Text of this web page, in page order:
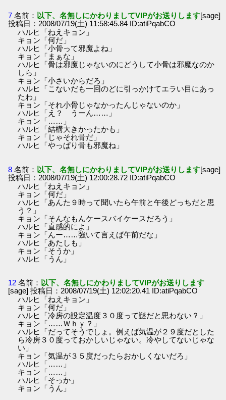
7 名前： 以下、名無しにかわりましてVIPがお送りします[sage]
投稿日：2008/07/19(土) 11:58:45.84 ID:atiPqabCO
ハルヒ「ねえキョン」
キョン「何だ」
ハルヒ「小骨って邪魔よね」
キョン「まぁな」
ハルヒ「骨は邪魔じゃないのにどうして小骨は邪魔なのか
しら」
キョン「小さいからだろ」
ハルヒ「こないだも一回のどに引っかけてエラい目にあっ
たわ」
キョン「それ小骨じゃなかったんじゃないのか」
ハルヒ「え？ うーん……」
キョン「……」
ハルヒ「結構大きかったかも」
キョン「じゃそれ骨だ」
ハルヒ「やっぱり骨も邪魔ね」
8 名前： 以下、名無しにかわりましてVIPがお送りします[sage]
投稿日：2008/07/19(土) 12:00:28.72 ID:atiPqabCO
ハルヒ「ねえキョン」
キョン「何だ」
ハルヒ「あんた９時って聞いたら午前と午後どっちだと思
う？」
キョン「そんなもんケースバイケースだろう」
ハルヒ「直感的によ」
キョン「んー……強いて言えば午前だな」
ハルヒ「あたしも」
キョン「そうか」
ハルヒ「うん」
12 名前： 以下、名無しにかわりましてVIPがお送りします
[sage] 投稿日：2008/07/19(土) 12:02:20.41 ID:atiPqabCO
ハルヒ「ねえキョン」
キョン「何だ」
ハルヒ「冷房の設定温度３０度って謎だと思わない？」
キョン「……Ｗｈｙ？」
ハルヒ「だってそうでしょ。例えば気温が２９度だとした
ら冷房３０度っておかしいじゃない。冷やしてないじゃな
い」
キョン「気温が３５度だったらおかしくないだろ」
ハルヒ「……」
キョン「……」
ハルヒ「そっか」
キョン「うん」